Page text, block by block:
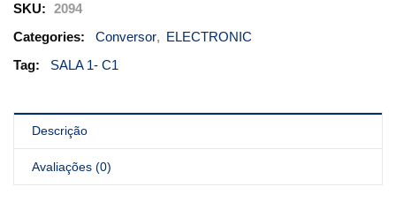
SKU: 2094
Categories:
Conversor, ELECTRONIC
Tag:
SALA 1- C1
Descrição
Avaliações (0)